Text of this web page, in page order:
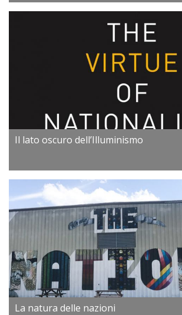
Il lato oscuro dell’Illuminismo
La natura delle nazioni